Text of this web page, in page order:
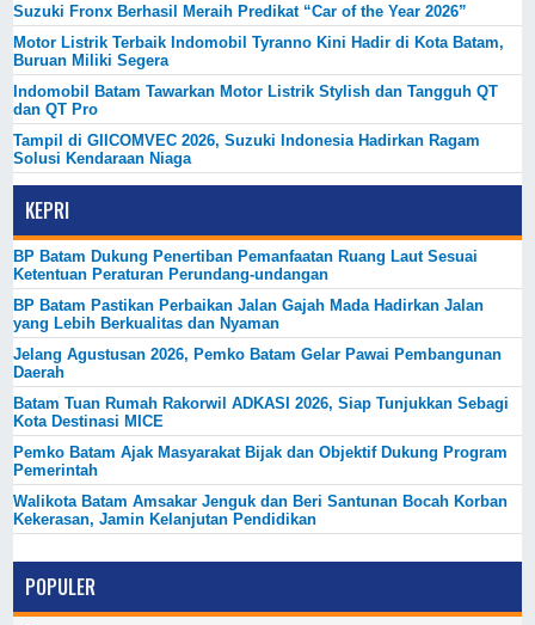
Suzuki Fronx Berhasil Meraih Predikat “Car of the Year 2026”
Motor Listrik Terbaik Indomobil Tyranno Kini Hadir di Kota Batam,
Buruan Miliki Segera
Indomobil Batam Tawarkan Motor Listrik Stylish dan Tangguh QT
dan QT Pro
Tampil di GIICOMVEC 2026, Suzuki Indonesia Hadirkan Ragam
Solusi Kendaraan Niaga
KEPRI
BP Batam Dukung Penertiban Pemanfaatan Ruang Laut Sesuai
Ketentuan Peraturan Perundang-undangan
BP Batam Pastikan Perbaikan Jalan Gajah Mada Hadirkan Jalan
yang Lebih Berkualitas dan Nyaman
Jelang Agustusan 2026, Pemko Batam Gelar Pawai Pembangunan
Daerah
Batam Tuan Rumah Rakorwil ADKASI 2026, Siap Tunjukkan Sebagi
Kota Destinasi MICE
Pemko Batam Ajak Masyarakat Bijak dan Objektif Dukung Program
Pemerintah
Walikota Batam Amsakar Jenguk dan Beri Santunan Bocah Korban
Kekerasan, Jamin Kelanjutan Pendidikan
POPULER